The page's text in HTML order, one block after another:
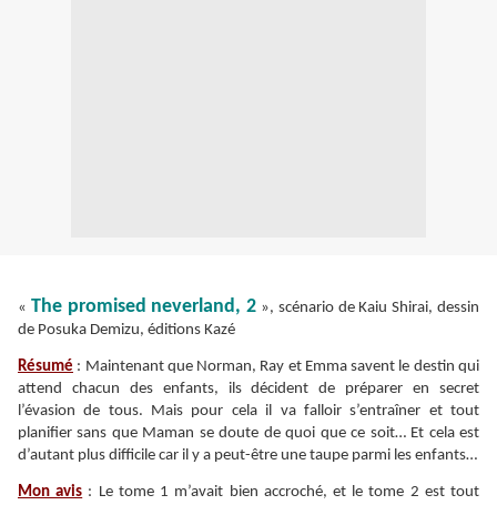
« The promised neverland, 2 », scénario de Kaiu Shirai, dessin
de Posuka Demizu, éditions Kazé
Résumé : Maintenant que Norman, Ray et Emma savent le destin qui
attend chacun des enfants, ils décident de préparer en secret
l’évasion de tous. Mais pour cela il va falloir s’entraîner et tout
planifier sans que Maman se doute de quoi que ce soit… Et cela est
d’autant plus difficile car il y a peut-être une taupe parmi les enfants…
Mon avis : Le tome 1 m’avait bien accroché, et le tome 2 est tout